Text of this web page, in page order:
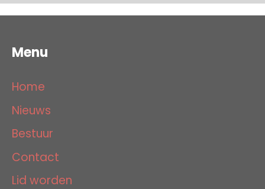
Menu
Home
Nieuws
Bestuur
Contact
Lid worden